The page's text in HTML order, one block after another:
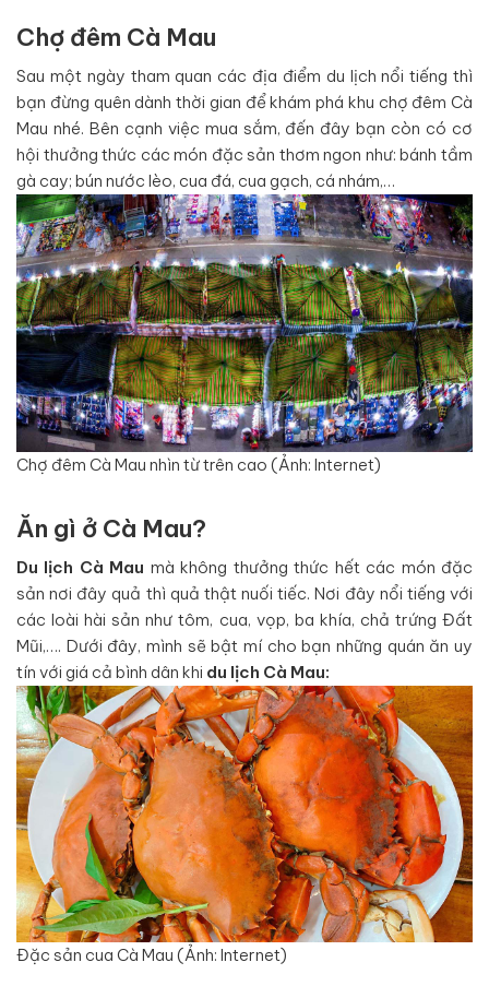
Chợ đêm Cà Mau
Sau một ngày tham quan các địa điểm du lịch nổi tiếng thì
bạn đừng quên dành thời gian để khám phá khu chợ đêm Cà
Mau nhé. Bên cạnh việc mua sắm, đến đây bạn còn có cơ
hội thưởng thức các món đặc sản thơm ngon như: bánh tầm
gà cay; bún nước lèo, cua đá, cua gạch, cá nhám,…
Chợ đêm Cà Mau nhìn từ trên cao (Ảnh: Internet)
Ăn gì ở Cà Mau?
Du lịch Cà Mau mà không thưởng thức hết các món đặc
sản nơi đây quả thì quả thật nuối tiếc. Nơi đây nổi tiếng với
các loài hài sản như tôm, cua, vọp, ba khía, chả trứng Đất
Mũi,…. Dưới đây, mình sẽ bật mí cho bạn những quán ăn uy
tín với giá cả bình dân khi du lịch Cà Mau:
Đặc sản cua Cà Mau (Ảnh: Internet)